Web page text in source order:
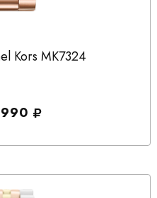
Kors MK7324